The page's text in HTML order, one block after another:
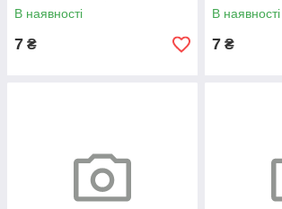
В наявності
7 ₴
В наявності
7 ₴